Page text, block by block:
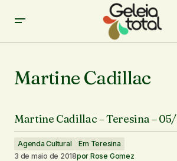
Martine Cadillac
Martine Cadillac – Teresina –
Agenda Cultural
Em Teresina
3 de maio de 2018por Rose Gomez